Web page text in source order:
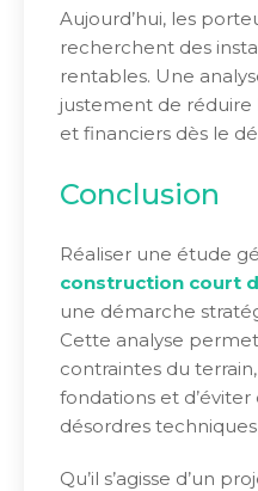
Aujourd’hui, les
recherchent des
rentables. Une
justement de réduire
et financiers dès le
Conclusion
Réaliser une étude
construction court
une démarche
Cette analyse
contraintes du
fondations et
désordres
Qu’il s’agisse d’un